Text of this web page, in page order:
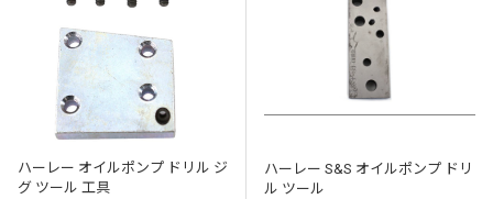
ハーレー オイルポンプ ドリル ジ
グ ツール 工具
ハーレー S&S オイルポンプ ドリ
ル ツール